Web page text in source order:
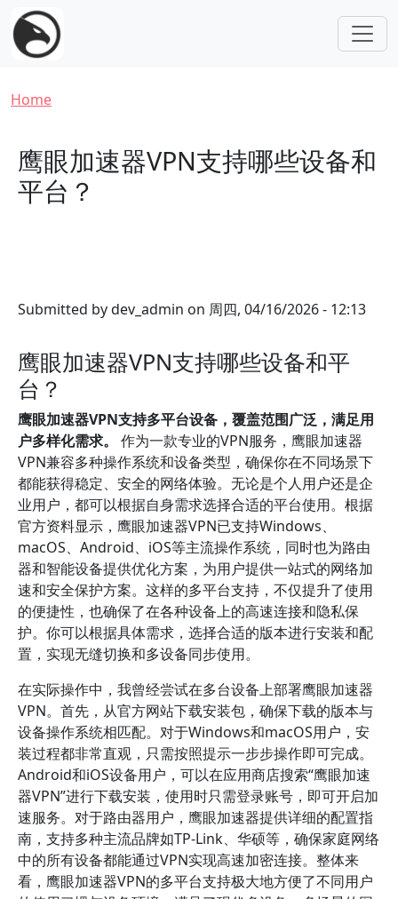
Skip to main content
Breadcrumb
Home
鹰眼加速器VPN支持哪些设备和
平台？
Submitted bydev_admin on 周四, 04/16/2026 - 12:13
鹰眼加速器VPN支持哪些设备和平
台？
鹰眼加速器VPN支持多平台设备，覆盖范围广泛，满足用
户多样化需求。
作为一款专业的VPN服务，鹰眼加速器
VPN兼容多种操作系统和设备类型，确保你在不同场景下
都能获得稳定、安全的网络体验。无论是个人用户还是企
业用户，都可以根据自身需求选择合适的平台使用。根据
官方资料显示，鹰眼加速器VPN已支持Windows、
macOS、Android、iOS等主流操作系统，同时也为路由
器和智能设备提供优化方案，为用户提供一站式的网络加
速和安全保护方案。这样的多平台支持，不仅提升了使用
的便捷性，也确保了在各种设备上的高速连接和隐私保
护。你可以根据具体需求，选择合适的版本进行安装和配
置，实现无缝切换和多设备同步使用。
在实际操作中，我曾经尝试在多台设备上部署鹰眼加速器
VPN。首先，从官方网站下载安装包，确保下载的版本与
设备操作系统相匹配。对于Windows和macOS用户，安
装过程都非常直观，只需按照提示一步步操作即可完成。
Android和iOS设备用户，可以在应用商店搜索“鹰眼加速
器VPN”进行下载安装，使用时只需登录账号，即可开启加
速服务。对于路由器用户，鹰眼加速器提供详细的配置指
南，支持多种主流品牌如TP-Link、华硕等，确保家庭网络
中的所有设备都能通过VPN实现高速加密连接。整体来
看，鹰眼加速器VPN的多平台支持极大地方便了不同用户